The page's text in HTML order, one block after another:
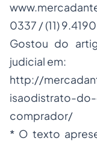
0337 / (11)
Gostou do
judicial em:
http://
isaodistrato-
comprador/
* O texto